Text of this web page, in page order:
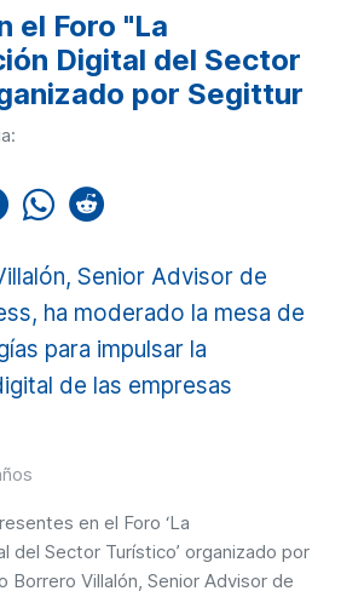
el Foro "La
Digital del Sector
por Segittur
Senior Advisor de
ha moderado la mesa de
para impulsar la
de las empresas
en el Foro ‘La
del Sector Turístico’ organizado por
Borrero Villalón, Senior Advisor de